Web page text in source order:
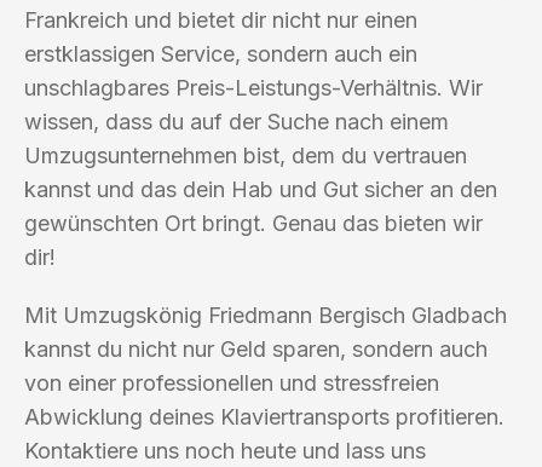
Frankreich und bietet dir nicht nur einen
erstklassigen Service, sondern auch ein
unschlagbares Preis-Leistungs-Verhältnis. Wir
wissen, dass du auf der Suche nach einem
Umzugsunternehmen bist, dem du vertrauen
kannst und das dein Hab und Gut sicher an den
gewünschten Ort bringt. Genau das bieten wir
dir!
Mit Umzugskönig Friedmann Bergisch Gladbach
kannst du nicht nur Geld sparen, sondern auch
von einer professionellen und stressfreien
Abwicklung deines Klaviertransports profitieren.
Kontaktiere uns noch heute und lass uns